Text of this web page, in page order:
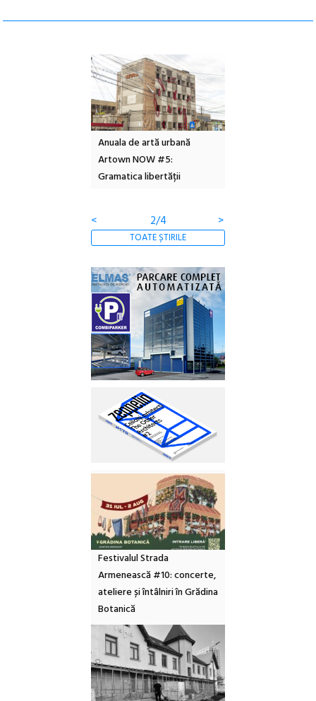
Anuala de artă urbană
Artown NOW #5:
Gramatica libertății
< 2/4 >
TOATE ȘTIRILE
Festivalul Strada
Armenească #10: concerte,
ateliere și întâlniri în Grădina
Botanică